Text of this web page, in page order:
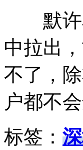
默许单
中拉出
不了，
户都不
标签：